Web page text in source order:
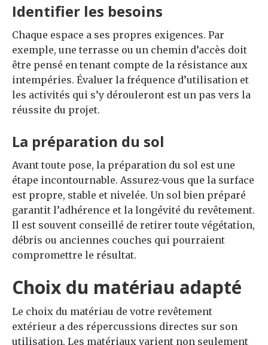
Identifier les besoins
Chaque espace a ses propres exigences. Par
exemple, une terrasse ou un chemin d’accès doit
être pensé en tenant compte de la résistance aux
intempéries. Évaluer la fréquence d’utilisation et
les activités qui s’y dérouleront est un pas vers la
réussite du projet.
La préparation du sol
Avant toute pose, la préparation du sol est une
étape incontournable. Assurez-vous que la surface
est propre, stable et nivelée. Un sol bien préparé
garantit l’adhérence et la longévité du revêtement.
Il est souvent conseillé de retirer toute végétation,
débris ou anciennes couches qui pourraient
compromettre le résultat.
Choix du matériau adapté
Le choix du matériau de votre revêtement
extérieur a des répercussions directes sur son
utilisation. Les matériaux varient non seulement